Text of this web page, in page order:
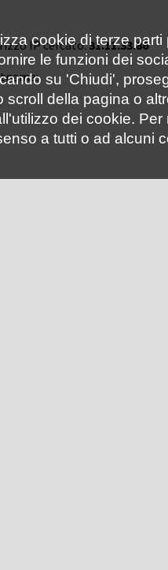
IP cercato:31.11.33.86
cookie di terze
le funzioni dei
su 'Chiudi',
scroll della pagina o
dei cookie.
a tutti o ad alcuni